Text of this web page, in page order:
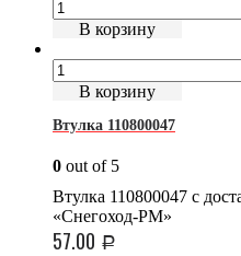
В корзину
В корзину
Втулка 110800047
0 out of 5
Втулка 110800047 с
«Снегоход-РМ»
57.00 Р